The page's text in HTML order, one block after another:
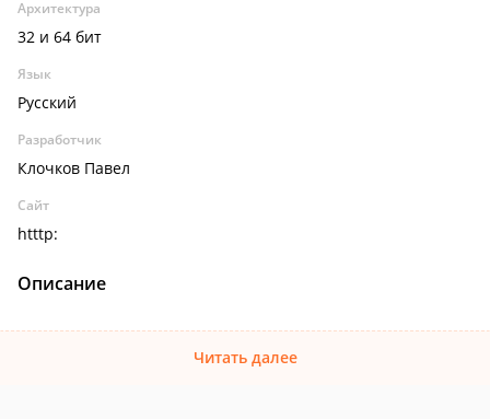
Архитектура
32 и 64 бит
Язык
Русский
Разработчик
Клочков Павел
Сайт
htttp:
Описание
Читать далее